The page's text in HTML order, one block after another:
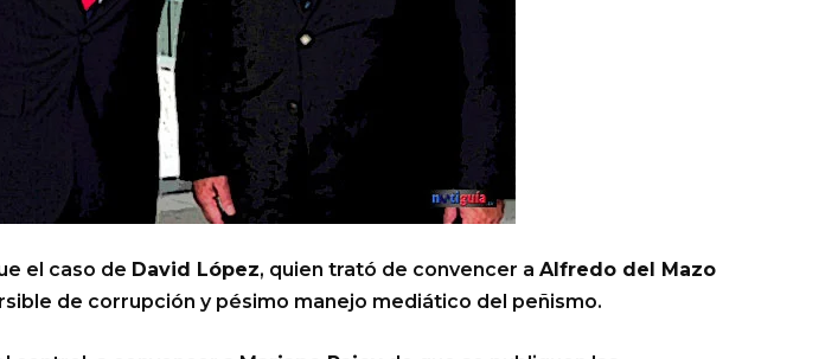
el caso de David López, quien trató de convencer a Alfredo del Mazo
de corrupción y pésimo manejo mediático del peñismo.